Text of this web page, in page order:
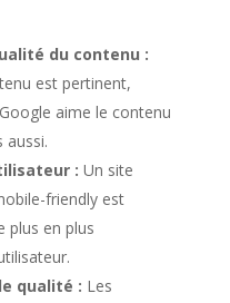
du contenu :
est pertinent,
aime le contenu
aussi.
: Un site
friendly est
plus en plus
qualité : Les